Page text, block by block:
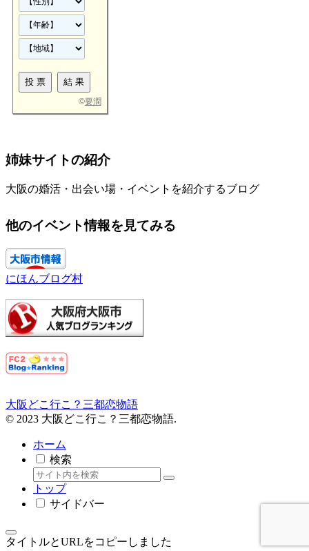
©要潤
姉妹サイトの紹介
大阪の婚活・出会い場・イベントを紹介するブログ
他のイベント情報を見てみる
にほんブログ村
大阪どこ行こ？三都恋物語
© 2023 大阪どこ行こ？三都恋物語.
ホーム
検索
トップ
サイドバー
タイトルとURLをコピーしました